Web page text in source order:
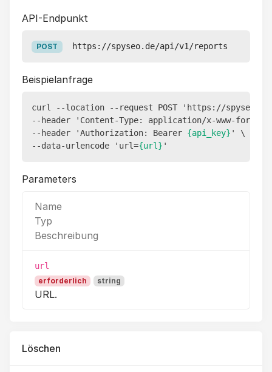
API-Endpunkt
POST https://spyseo.de/api/v1/reports
Beispielanfrage
curl --location --request POST 'https://
--header 'Content-Type: application/x-www-form-
--header 'Authorization: Bearer {api_key} ' \
--data-urlencode 'url={url}
Parameters
Name
Typ
Beschreibung
url
erforderlich string
URL.
Löschen